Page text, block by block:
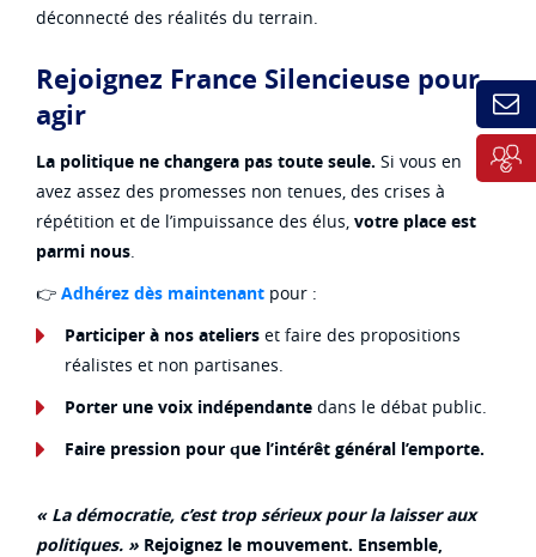
déconnecté des réalités du terrain.
Rejoignez France Silencieuse pour
agir
La politique ne changera pas toute seule. Si vous en
avez assez des promesses non tenues, des crises à
répétition et de l’impuissance des élus, votre place est
parmi nous.
👉 Adhérez dès maintenant pour :
Participer à nos ateliers et faire des propositions
réalistes et non partisanes.
Porter une voix indépendante dans le débat public.
Faire pression pour que l’intérêt général l’emporte.
« La démocratie, c’est trop sérieux pour la laisser aux
politiques. » Rejoignez le mouvement. Ensemble,